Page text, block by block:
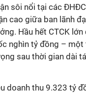
sôi nổi tại các
cao giữa ban lãnh
Hầu hết CTCK
nghìn tỷ đồng – một
sau thời gian dài
doanh thu 9.323 tỷ